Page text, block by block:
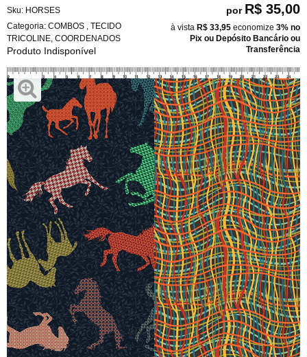
Sku: HORSES
Categoria: COMBOS
TECIDO
TRICOLINE COORDENADOS
Produto Indisponível
por R$ 35,00
à vista R$ 33,95 economize 3% no
Pix ou Depósito Bancário ou
Transferência